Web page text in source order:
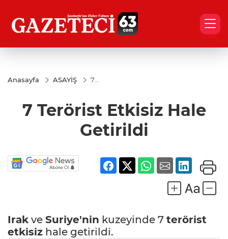
Anasayfa ASAYİŞ
7
Hale
Getirildi
7 Terörist Etkisiz Hale
Getirildi
Irak ve Suriye'nin kuzeyinde 7 terörist
etkisiz hale getirildi.